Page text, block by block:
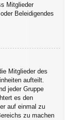
Mitglieder
Beleidigendes
Mitglieder des
aufteilt.
jeder Gruppe
es den
auf einmal zu
zu machen